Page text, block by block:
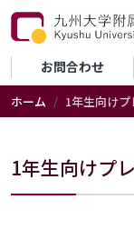
メインコンテンツに移動
セカンダリ
お問合わせ
ホーム 1年生向けプ
1年生向けプ